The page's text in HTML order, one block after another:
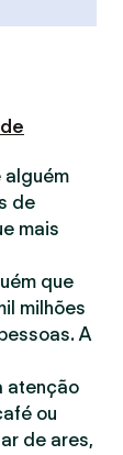
alguém
de
mais
que
milhões
A
atenção
ou
de ares,